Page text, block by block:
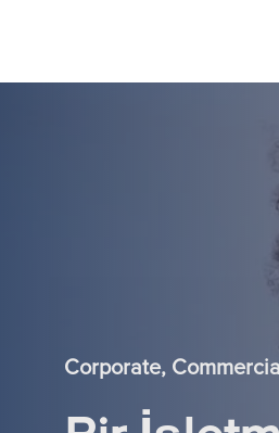
Corporate,